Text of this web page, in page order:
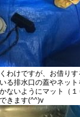
わけですが、 お借りす
る排水口の蓋やネッ
ないようにマット（
きます(^^)v